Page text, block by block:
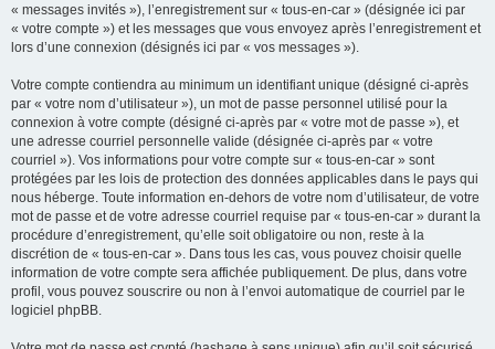
« messages invités »), l’enregistrement sur « tous-en-car » (désignée ici par
« votre compte ») et les messages que vous envoyez après l’enregistrement et
lors d’une connexion (désignés ici par « vos messages »).
Votre compte contiendra au minimum un identifiant unique (désigné ci-après
par « votre nom d’utilisateur »), un mot de passe personnel utilisé pour la
connexion à votre compte (désigné ci-après par « votre mot de passe »), et
une adresse courriel personnelle valide (désignée ci-après par « votre
courriel »). Vos informations pour votre compte sur « tous-en-car » sont
protégées par les lois de protection des données applicables dans le pays qui
nous héberge. Toute information en-dehors de votre nom d’utilisateur, de votre
mot de passe et de votre adresse courriel requise par « tous-en-car » durant la
procédure d’enregistrement, qu’elle soit obligatoire ou non, reste à la
discrétion de « tous-en-car ». Dans tous les cas, vous pouvez choisir quelle
information de votre compte sera affichée publiquement. De plus, dans votre
profil, vous pouvez souscrire ou non à l’envoi automatique de courriel par le
logiciel phpBB.